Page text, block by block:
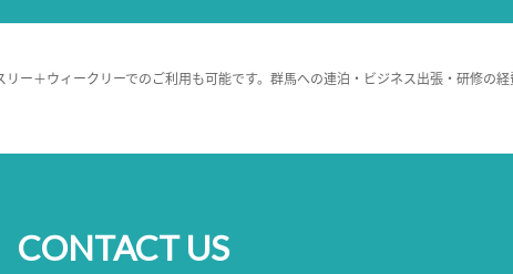
ー＋ウィークリーでのご利用も可能です。群馬への連泊・ビジネス出張・研修の
CONTACT US